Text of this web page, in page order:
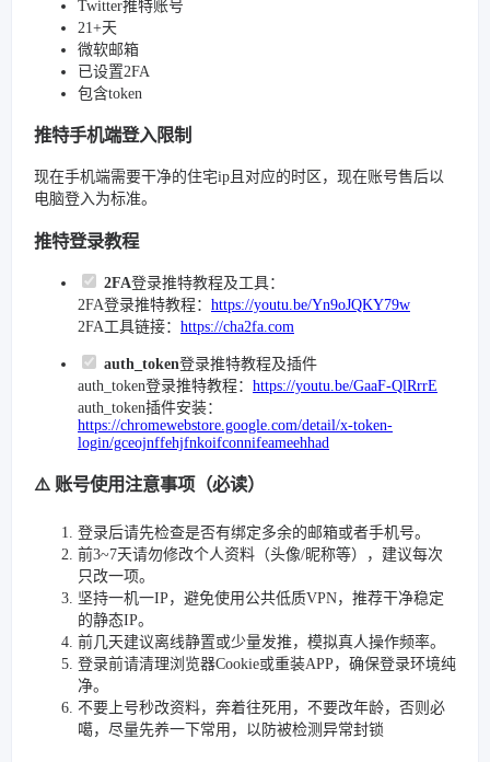
Twitter推特账号
21+天
微软邮箱
已设置2FA
包含token
推特手机端登入限制
现在手机端需要干净的住宅ip且对应的时区，现在账号售后以
电脑登入为标准。
推特登录教程
2FA登录推特教程及工具：
2FA登录推特教程： https://youtu.be/Yn9oJQKY79w
2FA工具链接： https://cha2fa.com
auth_token登录推特教程及插件
auth_token登录推特教程： https://youtu.be/GaaF-QlRrrE
auth_token插件安装：
https://chromewebstore.google.com/detail/x-token-
login/gceojnffehjfnkoifconnifeameehhad
⚠️ 账号使用注意事项（必读）
登录后请先检查是否有绑定多余的邮箱或者手机号。
前3~7天请勿修改个人资料（头像/昵称等），建议每次
只改一项。
坚持一机一IP，避免使用公共低质VPN，推荐干净稳定
的静态IP。
前几天建议离线静置或少量发推，模拟真人操作频率。
登录前请清理浏览器Cookie或重装APP，确保登录环境纯
净。
不要上号秒改资料，奔着往死用，不要改年龄，否则必
噶，尽量先养一下常用，以防被检测异常封锁